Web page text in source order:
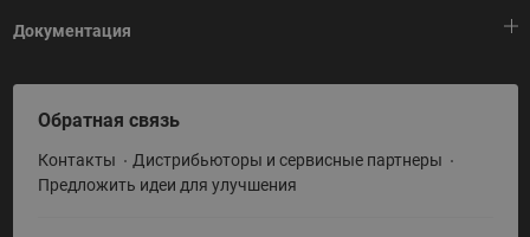
Тепловая автоматика
Холодильная техника
Приводная техника
Промышленная автоматика
Документация
HeatPlatform (Тепловая платформа)
Полезные программы и инструменты
Условия поставки
Обратная связь
Контакты
Дистрибьюторы и сервисные партнеры
Предложить идеи для улучшения